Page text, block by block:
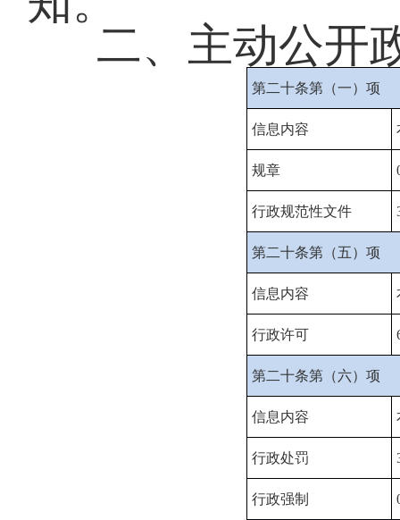
二、主动公开
第二十条第（一）项
信息内容
规章
行政规范性文件
第二十条第（五）项
信息内容
行政许可
第二十条第（六）项
信息内容
行政处罚
行政强制